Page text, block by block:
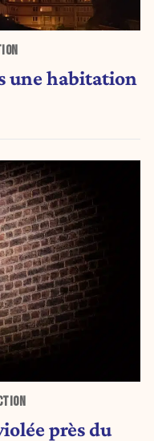
une habitation
près du